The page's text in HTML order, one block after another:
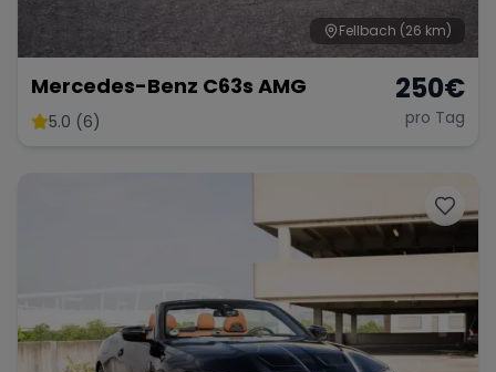
Fellbach (26 km)
Mercedes-Benz C63s AMG
5.0 (6)
250€
pro Tag